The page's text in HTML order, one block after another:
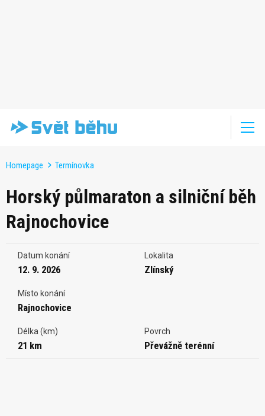
Homepage Termínovka
Horský půlmaraton a silniční běh
Rajnochovice
Datum konání
12. 9. 2026
Lokalita
Zlínský
Místo konání
Rajnochovice
Délka (km)
21 km
Povrch
Převážně terénní